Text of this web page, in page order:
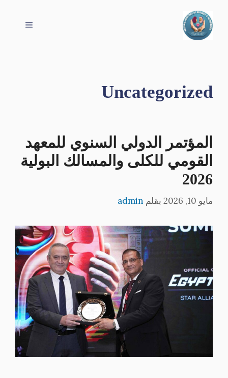
المحتوى
القائمة
Uncategorized
المؤتمر الدولي السنوي للمعهد
القومي للكلى والمسالك البولية
2026
مايو 10, 2026 بقلم admin